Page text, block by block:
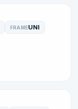
FRAMEUNI